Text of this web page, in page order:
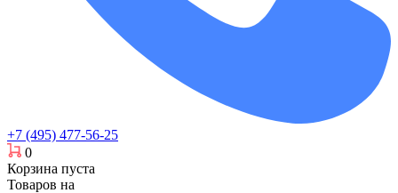
+7 (495) 477-56-25
0
Корзина пуста
Товаров на